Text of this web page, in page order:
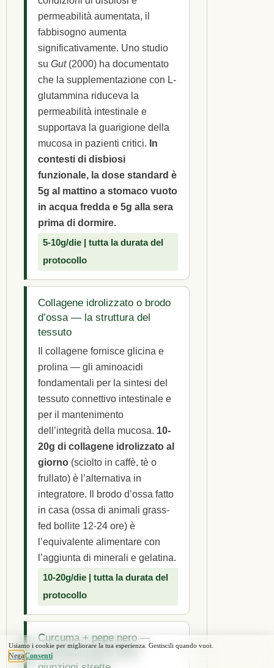
permeabilità aumentata, il
fabbisogno aumenta
significativamente. Uno studio
su Gut(2000) ha documentato
che la supplementazione con L-
glutammina riduceva la
permeabilità intestinale e
supportava la guarigione della
mucosa in pazienti critici. In
contesti di disbiosi
funzionale, la dose standard è
5g al mattino a stomaco vuoto
in acqua fredda e 5g alla sera
prima di dormire.
5-10g/die | tutta la durata del
protocollo
Collagene idrolizzato o brodo
d’ossa — la struttura del
tessuto
Il collagene fornisce glicina e
prolina — gli aminoacidi
fondamentali per la sintesi del
tessuto connettivo intestinale e
per il mantenimento
dell’integrità della mucosa. 10-
20g di collagene idrolizzato al
giorno (sciolto in caffè, tè o
frullato) è l’alternativa in
integratore. Il brodo d’ossa fatto
in casa (ossa di animali grass-
fed bollite 12-24 ore) è
l’equivalente alimentare con
l’aggiunta di minerali e gelatina.
10-20g/die | tutta la durata del
protocollo
Curcuma + pepe nero —
antinfiammatorio delle